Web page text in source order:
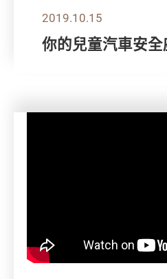
2019.10.15
你的兒童汽車安全